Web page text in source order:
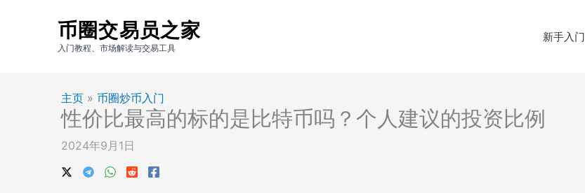
币圈交易员之家
入门教程、市场解读与交易工具
新手入门
主页 » 币圈炒币入门
性价比最高的标的是比特币吗？个人建议的投资比例
2024年9月1日